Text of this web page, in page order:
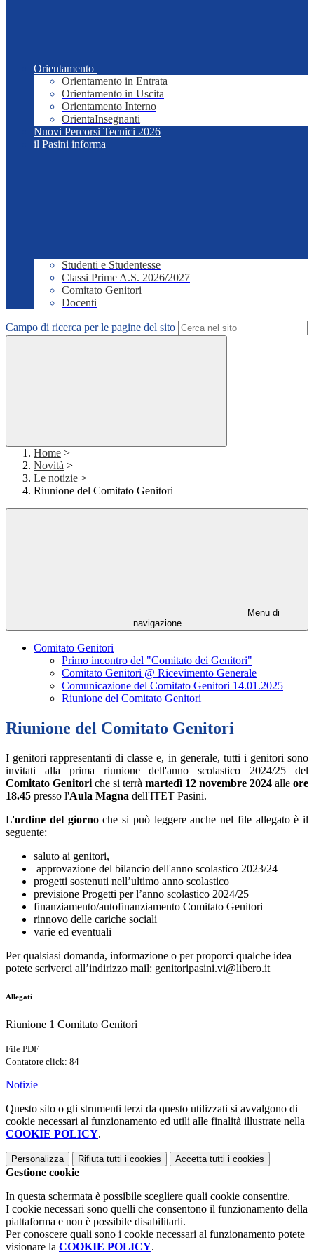
Orientamento
Orientamento in Entrata
Orientamento in Uscita
Orientamento Interno
OrientaInsegnanti
Nuovi Percorsi Tecnici 2026
il Pasini informa
Studenti e Studentesse
Classi Prime A.S. 2026/2027
Comitato Genitori
Docenti
Campo di ricerca per le pagine del sito
Home >
Novità >
Le notizie >
Riunione del Comitato Genitori
Menu di
navigazione
Comitato Genitori
Primo incontro del "Comitato dei Genitori"
Comitato Genitori @ Ricevimento Generale
Comunicazione del Comitato Genitori 14.01.2025
Riunione del Comitato Genitori
Riunione del Comitato Genitori
I genitori rappresentanti di classe e, in generale, tutti i genitori sono
invitati alla prima riunione dell'anno scolastico 2024/25 del
Comitato Genitori che si terrà martedì 12 novembre 2024 alle ore
18.45 presso l'Aula Magna dell'ITET Pasini.
L'ordine del giornoche si può leggere anche nel file allegato è il
seguente:
saluto ai genitori,
approvazione del bilancio dell'anno scolastico 2023/24
progetti sostenuti nell’ultimo anno scolastico
previsione Progetti per l’anno scolastico 2024/25
finanziamento/autofinanziamento Comitato Genitori
rinnovo delle cariche sociali
varie ed eventuali
Per qualsiasi domanda, informazione o per proporci qualche idea
potete scriverci all’indirizzo mail: genitoripasini.vi@libero.it
Allegati
Riunione 1 Comitato Genitori
File PDF
Contatore click: 84
Notizie
Questo sito o gli strumenti terzi da questo utilizzati si avvalgono di
cookie necessari al funzionamento ed utili alle finalità illustrate nella
COOKIE POLICY.
Personalizza Rifiuta tutti i cookies Accetta tutti i cookies
Gestione cookie
In questa schermata è possibile scegliere quali cookie consentire.
I cookie necessari sono quelli che consentono il funzionamento della
piattaforma e non è possibile disabilitarli.
Per conoscere quali sono i cookie necessari al funzionamento potete
visionare la COOKIE POLICY.